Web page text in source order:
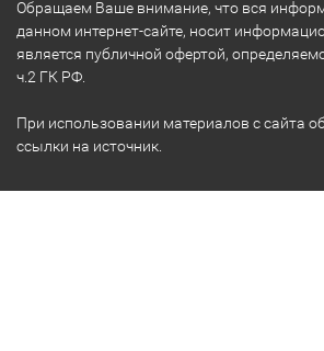
Обращаем Ваше внимание, что вся
данном интернет-сайте, носит
является публичной офертой,
ч.2 ГК РФ.
При использовании материалов с сайта
ссылки на источник.